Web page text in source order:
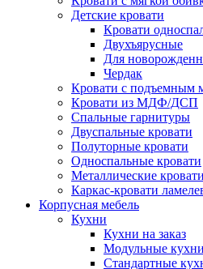
Детские кровати
Кровати
Двухъярусные
Для
Чердак
Кровати с подъемным
Кровати из МДФ/ДСП
Спальные гарнитуры
Двуспальные кровати
Полуторные кровати
Односпальные кровати
Металлические кровати
Каркас-кровати
Корпусная мебель
Кухни
Кухни на заказ
Модульные кухни
Стандартные